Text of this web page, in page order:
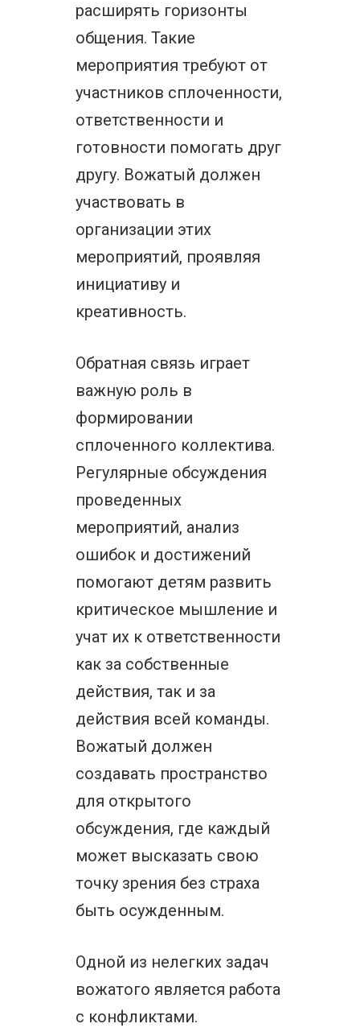
расширять горизонты
общения. Такие
мероприятия требуют от
участников сплоченности,
ответственности и
готовности помогать друг
другу. Вожатый должен
участвовать в
организации этих
мероприятий, проявляя
инициативу и
креативность.
Обратная связь играет
важную роль в
формировании
сплоченного коллектива.
Регулярные обсуждения
проведенных
мероприятий, анализ
ошибок и достижений
помогают детям развить
критическое мышление и
учат их к ответственности
как за собственные
действия, так и за
действия всей команды.
Вожатый должен
создавать пространство
для открытого
обсуждения, где каждый
может высказать свою
точку зрения без страха
быть осужденным.
Одной из нелегких задач
вожатого является работа
с конфликтами.